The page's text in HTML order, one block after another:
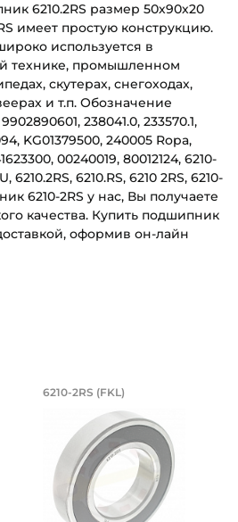
6210.2RS размер 50х90х20
имеет простую конструкцию.
используется в
технике, промышленном
скутерах, снегоходах,
и т.п. Обозначение
238041.0, 233570.1,
KG01379500, 240005 Ropa,
00240019, 80012124, 6210-
6210.2RS, 6210.RS, 6210 2RS, 6210-
6210-2RS у нас, Вы получаете
качества. Купить подшипник
оформив он-лайн
(B):
(С):
на вал:
мм, шариковый
Подшипник
6210-2RS (FKL)